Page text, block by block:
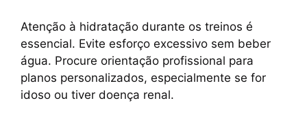
Atenção à hidratação durante os treinos é
essencial. Evite esforço excessivo sem beber
água. Procure orientação profissional para
planos personalizados, especialmente se for
idoso ou tiver doença renal.